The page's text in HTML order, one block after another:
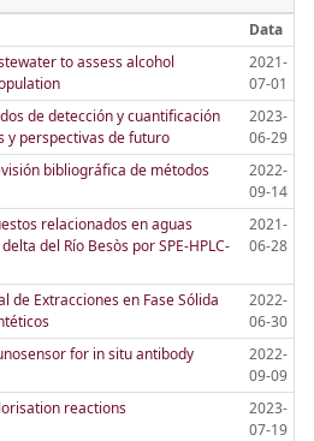
Data
to assess alcohol
2021-
07-01
de detección y cuantificación
y perspectivas de futuro
2023-
06-29
bibliográfica de métodos
2022-
09-14
relacionados en aguas
del Río Besòs por SPE-HPLC-
2021-
06-28
de Extracciones en Fase Sólida
2022-
06-30
for in situ antibody
2022-
09-09
reactions
2023-
07-19